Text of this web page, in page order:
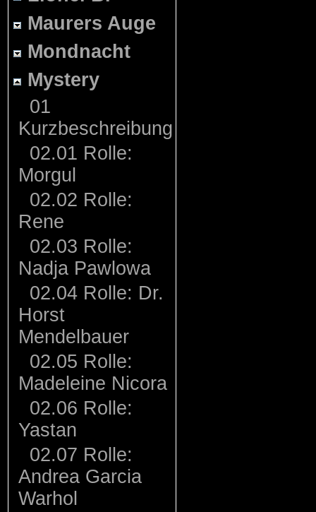
Maurers Auge
Mondnacht
Mystery
01
Kurzbeschreibung
02.01 Rolle:
Morgul
02.02 Rolle:
Rene
02.03 Rolle:
Nadja Pawlowa
02.04 Rolle: Dr.
Horst
Mendelbauer
02.05 Rolle:
Madeleine Nicora
02.06 Rolle:
Yastan
02.07 Rolle:
Andrea Garcia
Warhol